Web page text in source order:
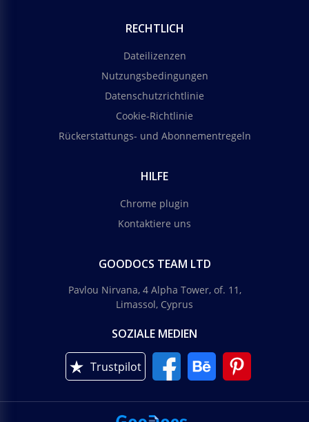
RECHTLICH
Dateilizenzen
Nutzungsbedingungen
Datenschutzrichtlinie
Cookie-Richtlinie
Rückerstattungs- und Abonnementregeln
HILFE
Chrome plugin
Kontaktiere uns
GOODOCS TEAM LTD
Pavlou Nirvana, 4 Alpha Tower, of. 11,
Limassol, Cyprus
SOZIALE MEDIEN
Trustpilot